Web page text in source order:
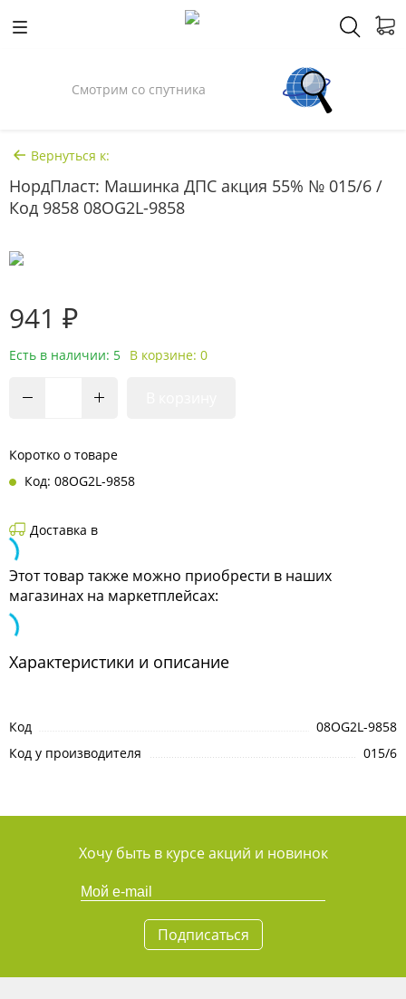
Смотрим со спутника
Вернуться к:
НордПласт: Машинка ДПС акция 55% № 015/6 /
Код 9858 08OG2L-9858
941 ₽
Есть в наличии: 5 В корзине: 0
Коротко о товаре
Код: 08OG2L-9858
Доставка в
Этот товар также можно приобрести в наших
магазинах на маркетплейсах:
Характеристики и описание
Код
08OG2L-9858
Код у производителя
015/6
Хочу быть в курсе акций и новинок
Подписаться